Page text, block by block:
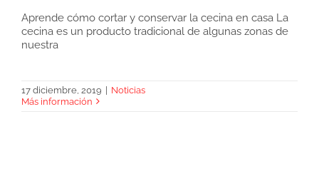
Aprende cómo cortar y conservar la cecina en casa La
cecina es un producto tradicional de algunas zonas de
nuestra
17 diciembre, 2019
Noticias
Más información